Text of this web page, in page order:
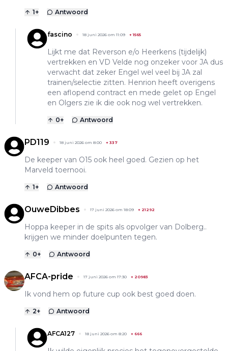
1+ Antwoord
fascino 18 juni 2026 om 11:09 +1565
Lijkt me dat Reverson e/o Heerkens (tijdelijk)
vertrekken en VD Velde nog onzeker voor JA dus
verwacht dat zeker Engel wel veel bij JA zal
trainen/selectie zitten. Henrion heeft overigens
een aflopend contract en mede gelet op Engel
en Olgers zie ik die ook nog wel vertrekken.
0+ Antwoord
PD119 18 juni 2026 om 8:00 + 337
De keeper van O15 ook heel goed. Gezien op het
Marveld toernooi.
1+ Antwoord
OuweDibbes 17 juni 2026 om 18:09 + 21292
Hoppa keeper in de spits als opvolger van Dolberg..
krijgen we minder doelpunten tegen.
0+ Antwoord
AFCA-pride 17 juni 2026 om 17:30 + 20983
Ik vond hem op future cup ook best goed doen.
2+ Antwoord
AFCA127 18 juni 2026 om 8:20 + 666